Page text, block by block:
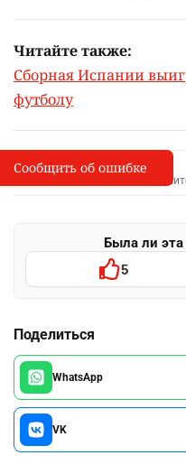
Читайте также:
Сборная Испании
футболу
I
Сообщить об опечатке
Выделите фрагмент и
Была ли эта
5
Поделиться
WhatsApp
VK
Сообщить об ошибке